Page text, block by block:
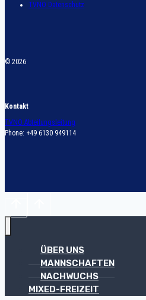
TVNO Datenschutz
© 2026
Kontakt
TVNO Abteilungsleitung
Phone: +49 6130 949114
ÜBER UNS
MANNSCHAFTEN
NACHWUCHS
MIXED-FREIZEIT